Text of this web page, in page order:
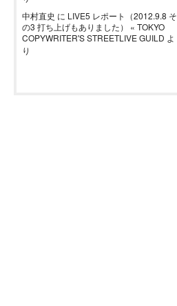
中村直史 に LIVE5 レポート（2012.9.8 そ
の3 打ち上げもありました） « TOKYO
COPYWRITER'S STREETLIVE GUILD よ
り